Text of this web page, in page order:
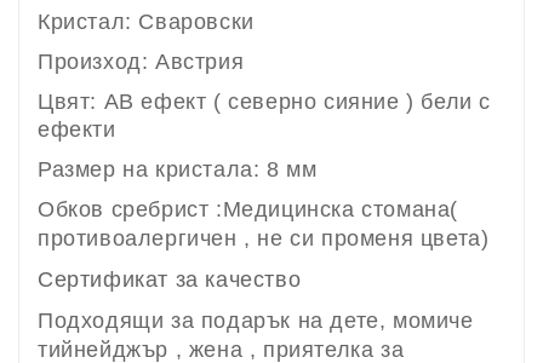
Кристал: Сваровски
Произход: Австрия
Цвят: AB ефект ( северно сияние ) бели с
ефекти
Размер на кристала: 8 мм
Обков сребрист :Медицинска стомана(
противоалергичен , не си променя цвета)
Сертификат за качество
Подходящи за подарък на дете, момиче
тийнейджър , жена , приятелка за